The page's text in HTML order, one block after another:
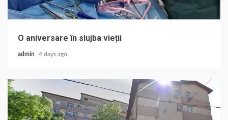
O aniversare în slujba vieții
admin 4 days ago